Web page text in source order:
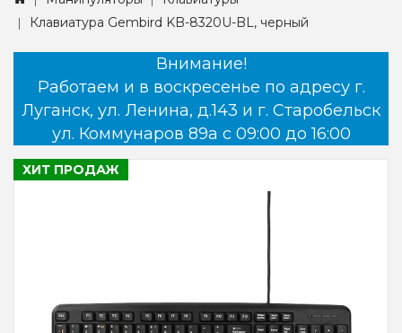
Клавиатура Gembird KB-8320U-BL, черный
Внимание!
Работаем и в воскресенье по адресу г.
Луганск, ул. Ленина, д.143 и г. Старобельск
ул. Коммунаров 89а с 09:00 до 16:00
ХИТ ПРОДАЖ